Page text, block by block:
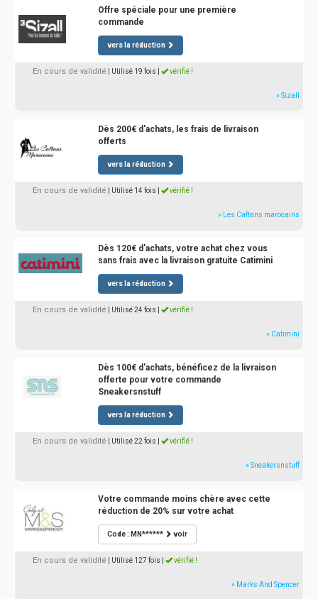
Offre spéciale pour une première
commande
vers la réduction
En cours de validité | Utilisé 19 fois vérifié !
» Sizall
Dès 200€ d'achats, les frais de livraison
offerts
vers la réduction
En cours de validité | Utilisé 14 fois vérifié !
» Les Caftans marocains
Dès 120€ d'achats, votre achat chez vous
sans frais avec la livraison gratuite Catimini
vers la réduction
En cours de validité | Utilisé 24 fois vérifié !
» Catimini
Dès 100€ d'achats, bénéficez de la livraison
offerte pour votre commande
Sneakersnstuff
vers la réduction
En cours de validité | Utilisé 22 fois vérifié !
» Sneakersnstuff
Votre commande moins chère avec cette
réduction de 20% sur votre achat
Code : MN****** voir
En cours de validité | Utilisé 127 fois vérifié !
» Marks And Spencer